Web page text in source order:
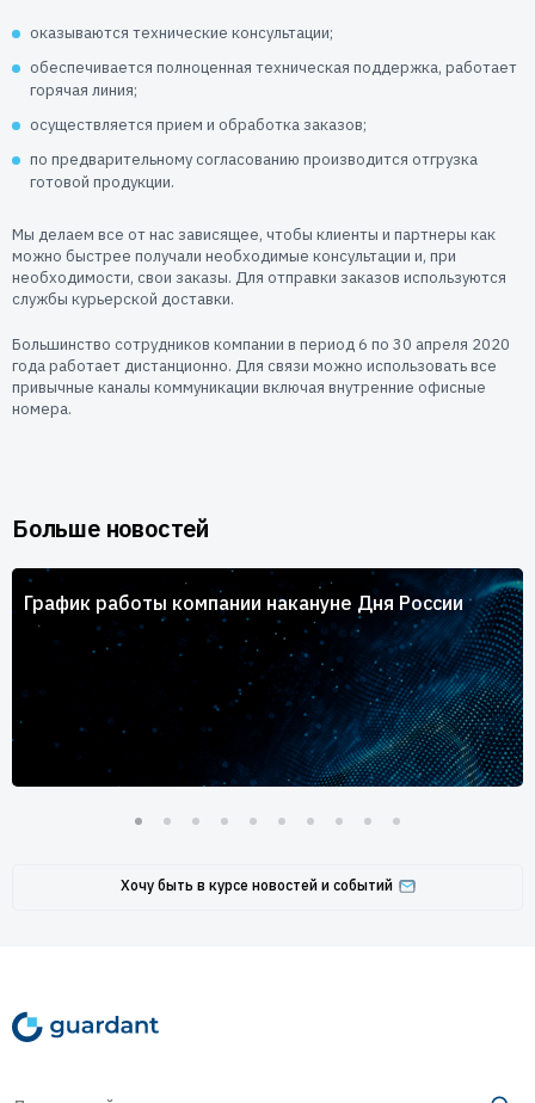
Реквизиты
Пресс-центр
Экспертиза
Пользователям
Техническая поддержка
оказываются технические консультации;
обеспечивается полноценная техническая поддержка, работает
горячая линия;
осуществляется прием и обработка заказов;
по предварительному согласованию производится отгрузка
готовой продукции.
Мы делаем все от нас зависящее, чтобы клиенты и партнеры как
можно быстрее получали необходимые консультации и, при
необходимости, свои заказы. Для отправки заказов используются
службы курьерской доставки.
Большинство сотрудников компании в период 6 по 30 апреля 2020
года работает дистанционно. Для связи можно использовать все
привычные каналы коммуникации включая внутренние офисные
номера.
Больше новостей
График работы компании накануне Дня России
Хочу быть в курсе новостей и событий